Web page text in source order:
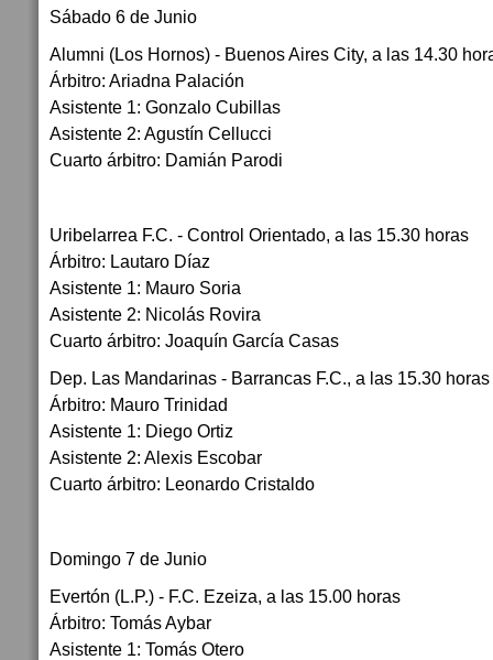
Sábado 6 de Junio
Alumni (Los Hornos) - Buenos Aires City, a las 14.30
Árbitro: Ariadna Palación
Asistente 1: Gonzalo Cubillas
Asistente 2: Agustín Cellucci
Cuarto árbitro: Damián Parodi
Uribelarrea F.C. - Control Orientado, a las 15.30 horas
Árbitro: Lautaro Díaz
Asistente 1: Mauro Soria
Asistente 2: Nicolás Rovira
Cuarto árbitro: Joaquín García Casas
Dep. Las Mandarinas - Barrancas F.C., a las 15.30 horas
Árbitro: Mauro Trinidad
Asistente 1: Diego Ortiz
Asistente 2: Alexis Escobar
Cuarto árbitro: Leonardo Cristaldo
Domingo 7 de Junio
Evertón (L.P.) - F.C. Ezeiza, a las 15.00 horas
Árbitro: Tomás Aybar
Asistente 1: Tomás Otero